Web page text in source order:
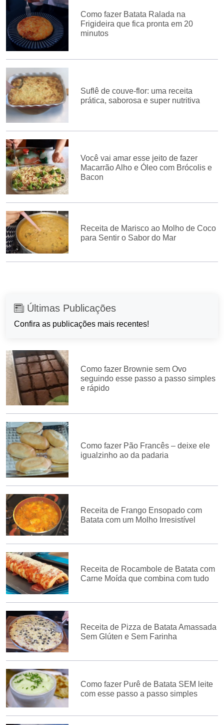
Como fazer Batata Ralada na
Frigideira que fica pronta em 20
minutos
Suflê de couve-flor: uma receita
prática, saborosa e super nutritiva
Você vai amar esse jeito de fazer
Macarrão Alho e Óleo com Brócolis e
Bacon
Receita de Marisco ao Molho de Coco
para Sentir o Sabor do Mar
Últimas Publicações
Confira as publicações mais recentes!
Como fazer Brownie sem Ovo
seguindo esse passo a passo simples
e rápido
Como fazer Pão Francês – deixe ele
igualzinho ao da padaria
Receita de Frango Ensopado com
Batata com um Molho Irresistível
Receita de Rocambole de Batata com
Carne Moída que combina com tudo
Receita de Pizza de Batata Amassada
Sem Glúten e Sem Farinha
Como fazer Purê de Batata SEM leite
com esse passo a passo simples